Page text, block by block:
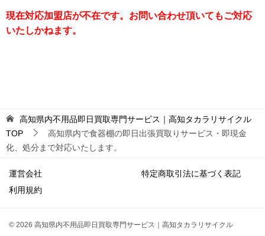
現在対応加盟店が不在です。お問い合わせ頂いてもご対応
いたしかねます。
高知県内不用品即日買取専門サービス｜高知タカラリサイクル
TOP
高知県内で食器棚の即日出張買取りサービス・即現金
化、処分まで対応いたします。
運営会社
特定商取引法に基づく表記
利用規約
© 2026 高知県内不用品即日買取専門サービス｜高知タカラリサイクル